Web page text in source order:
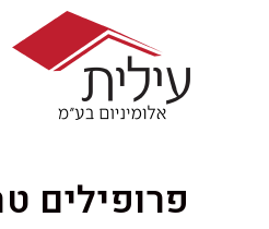
פרופילים